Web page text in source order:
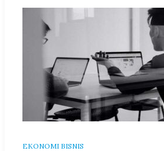
EKONOMI BISNIS